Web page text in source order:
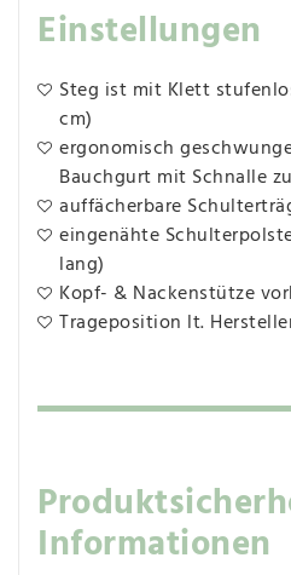
Einstellungen
Steg ist mit Klett
cm)
ergonomisch
Bauchgurt mit Schnalle
auffächerbare
eingenähte
lang)
Kopf- & Nackenstütze
Trageposition lt.
Informationen